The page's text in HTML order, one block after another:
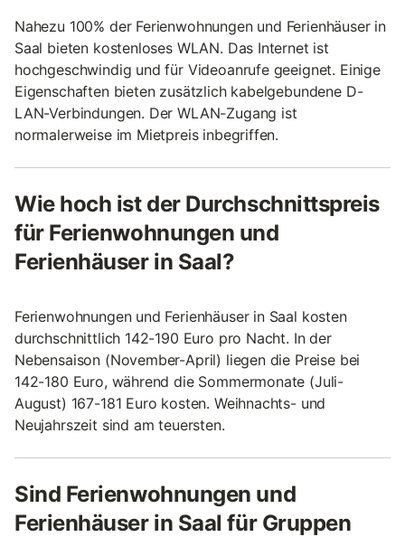
Nahezu 100% der Ferienwohnungen und Ferienhäuser in
Saal bieten kostenloses WLAN. Das Internet ist
hochgeschwindig und für Videoanrufe geeignet. Einige
Eigenschaften bieten zusätzlich kabelgebundene D-
LAN-Verbindungen. Der WLAN-Zugang ist
normalerweise im Mietpreis inbegriffen.
Wie hoch ist der Durchschnittspreis
für Ferienwohnungen und
Ferienhäuser in Saal?
Ferienwohnungen und Ferienhäuser in Saal kosten
durchschnittlich 142-190 Euro pro Nacht. In der
Nebensaison (November-April) liegen die Preise bei
142-180 Euro, während die Sommermonate (Juli-
August) 167-181 Euro kosten. Weihnachts- und
Neujahrszeit sind am teuersten.
Sind Ferienwohnungen und
Ferienhäuser in Saal für Gruppen